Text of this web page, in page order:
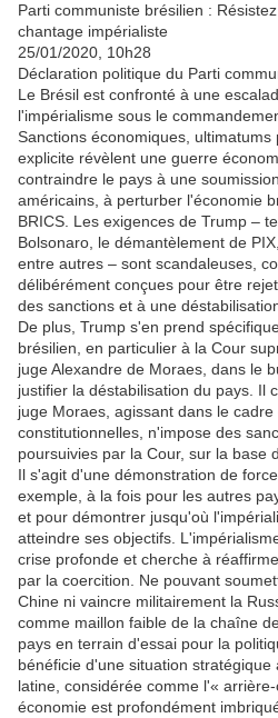
Parti communiste brésilien :
chantage impérialiste
25/01/2020, 10h28
Déclaration politique du Parti
Le Brésil est confronté à une
l'impérialisme sous le
Sanctions économiques,
explicite révèlent une guerre
contraindre le pays à une
américains, à perturber l'économie
BRICS. Les exigences de Trump –
Bolsonaro, le démantèlement de
entre autres – sont scandaleuses,
délibérément conçues pour être
des sanctions et à une
De plus, Trump s'en prend
brésilien, en particulier à la Cour
juge Alexandre de Moraes, dans le
justifier la déstabilisation du pays. Il
juge Moraes, agissant dans le
constitutionnelles, n'impose des
poursuivies par la Cour, sur la base
Il s'agit d'une démonstration de
exemple, à la fois pour les autres
et pour démontrer jusqu'où
atteindre ses objectifs.
crise profonde et cherche à
par la coercition. Ne pouvant
Chine ni vaincre militairement la
comme maillon faible de la chaîne
pays en terrain d'essai pour la
bénéficie d'une situation
latine, considérée comme l'«
économie est profondément